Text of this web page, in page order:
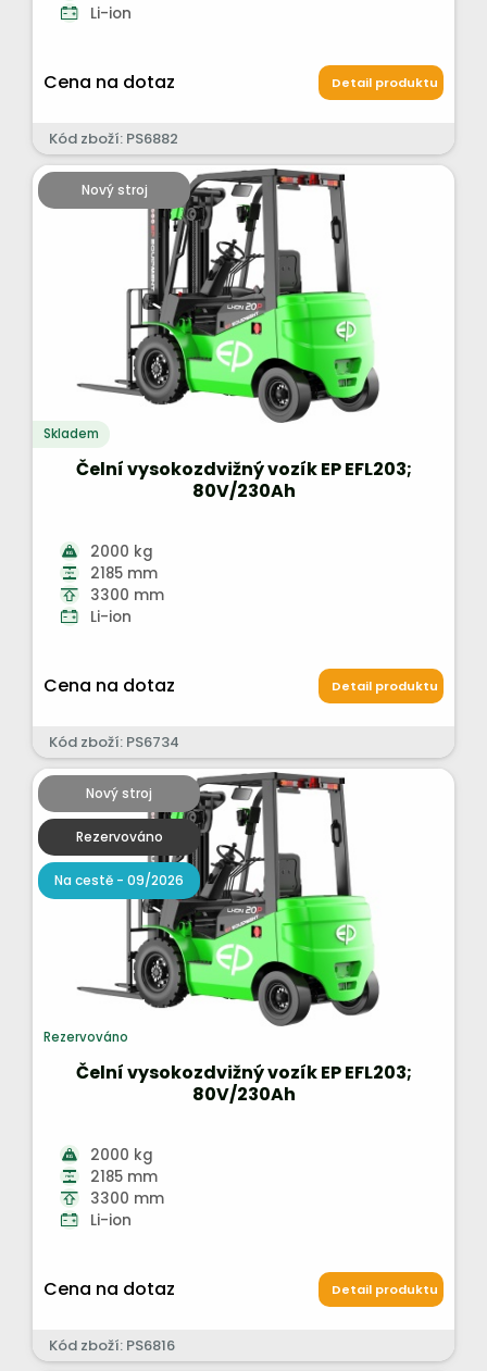
Li-ion
Cena na dotaz Detail produktu
Kód zboží: PS6882
Nový stroj
Skladem
Čelní vysokozdvižný vozík EP EFL203;
80V/230Ah
2000 kg
2185 mm
3300 mm
Li-ion
Cena na dotaz Detail produktu
Kód zboží: PS6734
Nový stroj
Rezervováno
Na cestě - 09/2026
Rezervováno
Čelní vysokozdvižný vozík EP EFL203;
80V/230Ah
2000 kg
2185 mm
3300 mm
Li-ion
Cena na dotaz Detail produktu
Kód zboží: PS6816